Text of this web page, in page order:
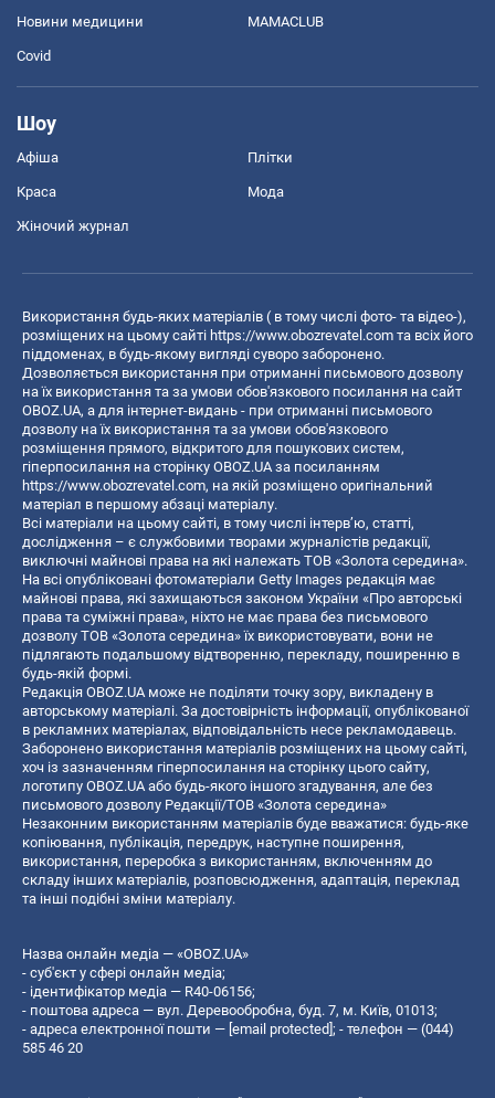
Новини медицини MAMACLUB
Covid
Шоу
Афіша Плітки
Краса Мода
Жіночий журнал
Використання будь-яких матеріалів ( в тому числі фото- та відео-),
розміщених на цьому сайті https://www.obozrevatel.com та всіх його
піддоменах, в будь-якому вигляді суворо заборонено.
Дозволяється використання при отриманні письмового дозволу
на їх використання та за умови обов'язкового посилання на сайт
OBOZ.UA, а для інтернет-видань - при отриманні письмового
дозволу на їх використання та за умови обов'язкового
розміщення прямого, відкритого для пошукових систем,
гіперпосилання на сторінку OBOZ.UA за посиланням
https://www.obozrevatel.com, на якій розміщено оригінальний
матеріал в першому абзаці матеріалу.
Всі матеріали на цьому сайті, в тому числі інтерв’ю, статті,
дослідження – є службовими творами журналістів редакції,
виключні майнові права на які належать ТОВ «Золота середина».
На всі опубліковані фотоматеріали Getty Images редакція має
майнові права, які захищаються законом України «Про авторські
права та суміжні права», ніхто не має права без письмового
дозволу ТОВ «Золота середина» їх використовувати, вони не
підлягають подальшому відтворенню, перекладу, поширенню в
будь-якій формі.
Редакція OBOZ.UA може не поділяти точку зору, викладену в
авторському матеріалі. За достовірність інформації, опублікованої
в рекламних матеріалах, відповідальність несе рекламодавець.
Заборонено використання матеріалів розміщених на цьому сайті,
хоч із зазначенням гіперпосилання на сторінку цього сайту,
логотипу OBOZ.UA або будь-якого іншого згадування, але без
письмового дозволу Редакції/ТОВ «Золота середина»
Незаконним використанням матеріалів буде вважатися: будь-яке
копiювання, публiкацiя, передрук, наступне поширення,
використання, переробка з використанням, включенням до
складу інших матеріалів, розповсюдження, адаптація, переклад
та інші подібні зміни матеріалу.
Назва онлайн медіа — «OBOZ.UA»
- суб'єкт у сфері онлайн медіа;
- ідентифікатор медіа — R40-06156;
- поштова адреса — вул. Деревообробна, буд. 7, м. Київ, 01013;
- адреса електронної пошти — [email protected]; - телефон — (044)
585 46 20